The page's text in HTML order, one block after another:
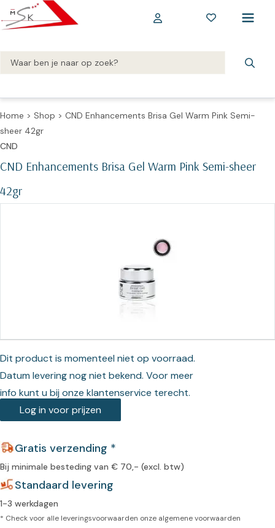
Home > Shop > CND Enhancements Brisa Gel Warm Pink Semi-
sheer 42gr
CND Enhancements Brisa Gel Warm Pink Semi-sheer
42gr
CND
Dit product is momenteel niet op voorraad.
Datum levering nog niet bekend. Voor meer
info kunt u bij onze klantenservice terecht.
Log in voor prijzen
Gratis verzending *
Bij minimale besteding van € 70,- (excl. btw)
Standaard levering
1-3 werkdagen
* Check voor alle leveringsvoorwaarden onze algemene voorwaarden